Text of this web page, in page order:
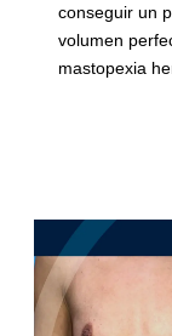
conseguir un
volumen
mastopexia